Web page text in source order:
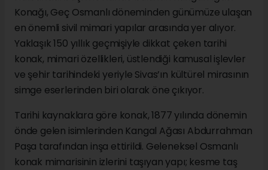
Konağı, Geç Osmanlı döneminden günümüze ulaşan
en önemli sivil mimari yapılar arasında yer alıyor.
Yaklaşık 150 yıllık geçmişiyle dikkat çeken tarihi
konak, mimari özellikleri, üstlendiği kamusal işlevler
ve şehir tarihindeki yeriyle Sivas’ın kültürel mirasının
simge eserlerinden biri olarak öne çıkıyor.
Tarihi kaynaklara göre konak, 1877 yılında dönemin
önde gelen isimlerinden Kangal Ağası Abdurrahman
Paşa tarafından inşa ettirildi. Geleneksel Osmanlı
konak mimarisinin izlerini taşıyan yapı; kesme taş